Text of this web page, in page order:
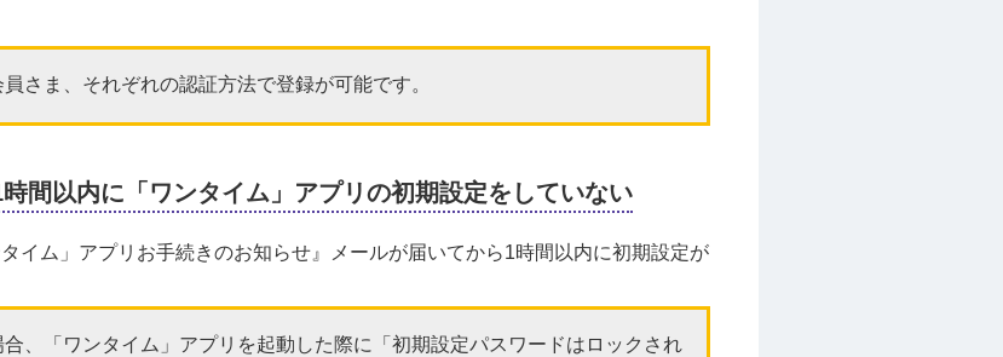
さま、それぞれの認証方法で登録が可能です。
間以内に「ワンタイム」アプリの初期設定をしていない
イム」アプリお手続きのお知らせ』メールが届いてから1時間以内に初期設定が
、「ワンタイム」アプリを起動した際に「初期設定パスワードはロックされ